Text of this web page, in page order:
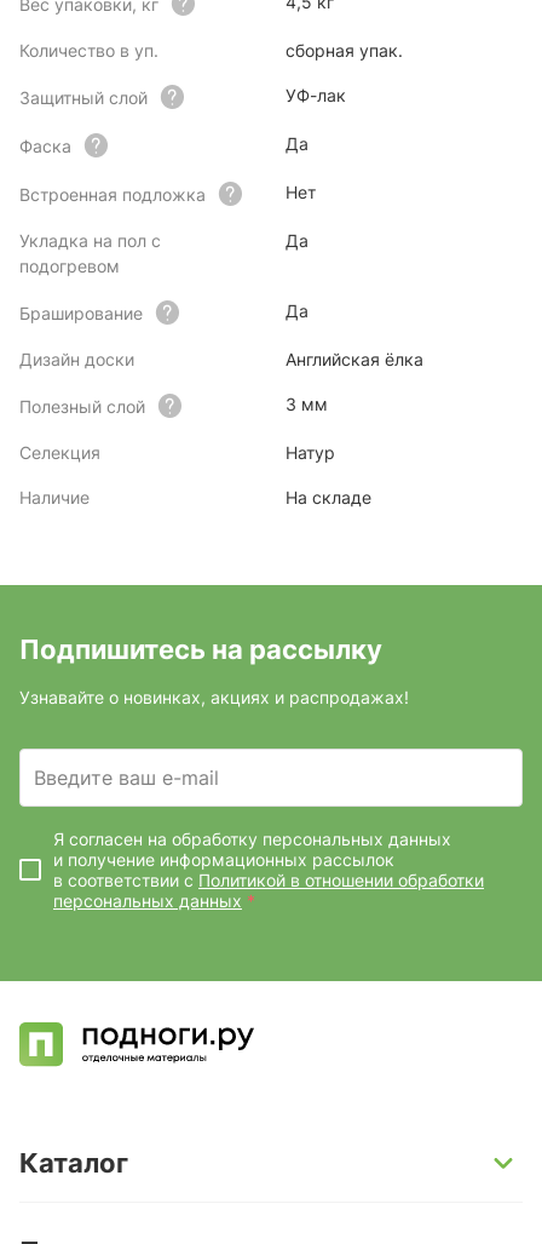
Количество в уп. сборная упак.
Защитный слой УФ-лак
Фаска Да
Встроенная подложка Нет
Укладка на пол с
подогревом
Да
Браширование Да
Дизайн доски Английская ёлка
Полезный слой 3 мм
Селекция Натур
Наличие На складе
Подпишитесь на рассылку
Узнавайте о новинках, акциях и распродажах!
Введите ваш e-mail
Я согласен на обработку персональных данных
и получение информационных рассылок
в соответствии с Политикой в отношении обработки
персональных данных *
Каталог